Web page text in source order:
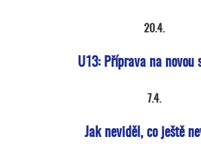
20.4.
U13: Příprava na novou
7.4.
Jak neviděl, co ještě